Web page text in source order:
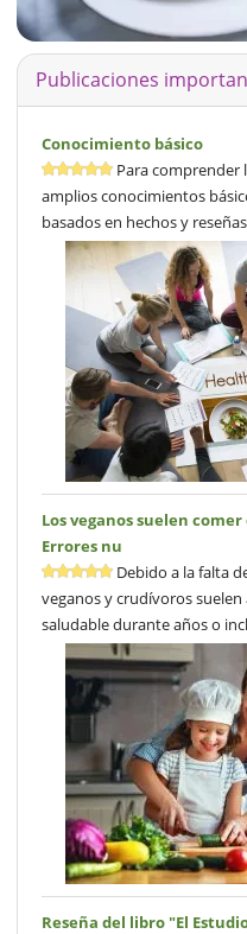
Publicaciones
Conocimiento básico
Para comprender
amplios conocimientos
basados en hechos y
Los veganos suelen
Errores nu
Debido a la falta
veganos y crudívoros
saludable durante años o
Reseña del libro "El